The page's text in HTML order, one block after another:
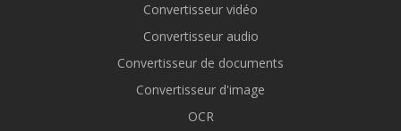
Convertisseur vidéo
Convertisseur audio
Convertisseur de documents
Convertisseur d'image
OCR